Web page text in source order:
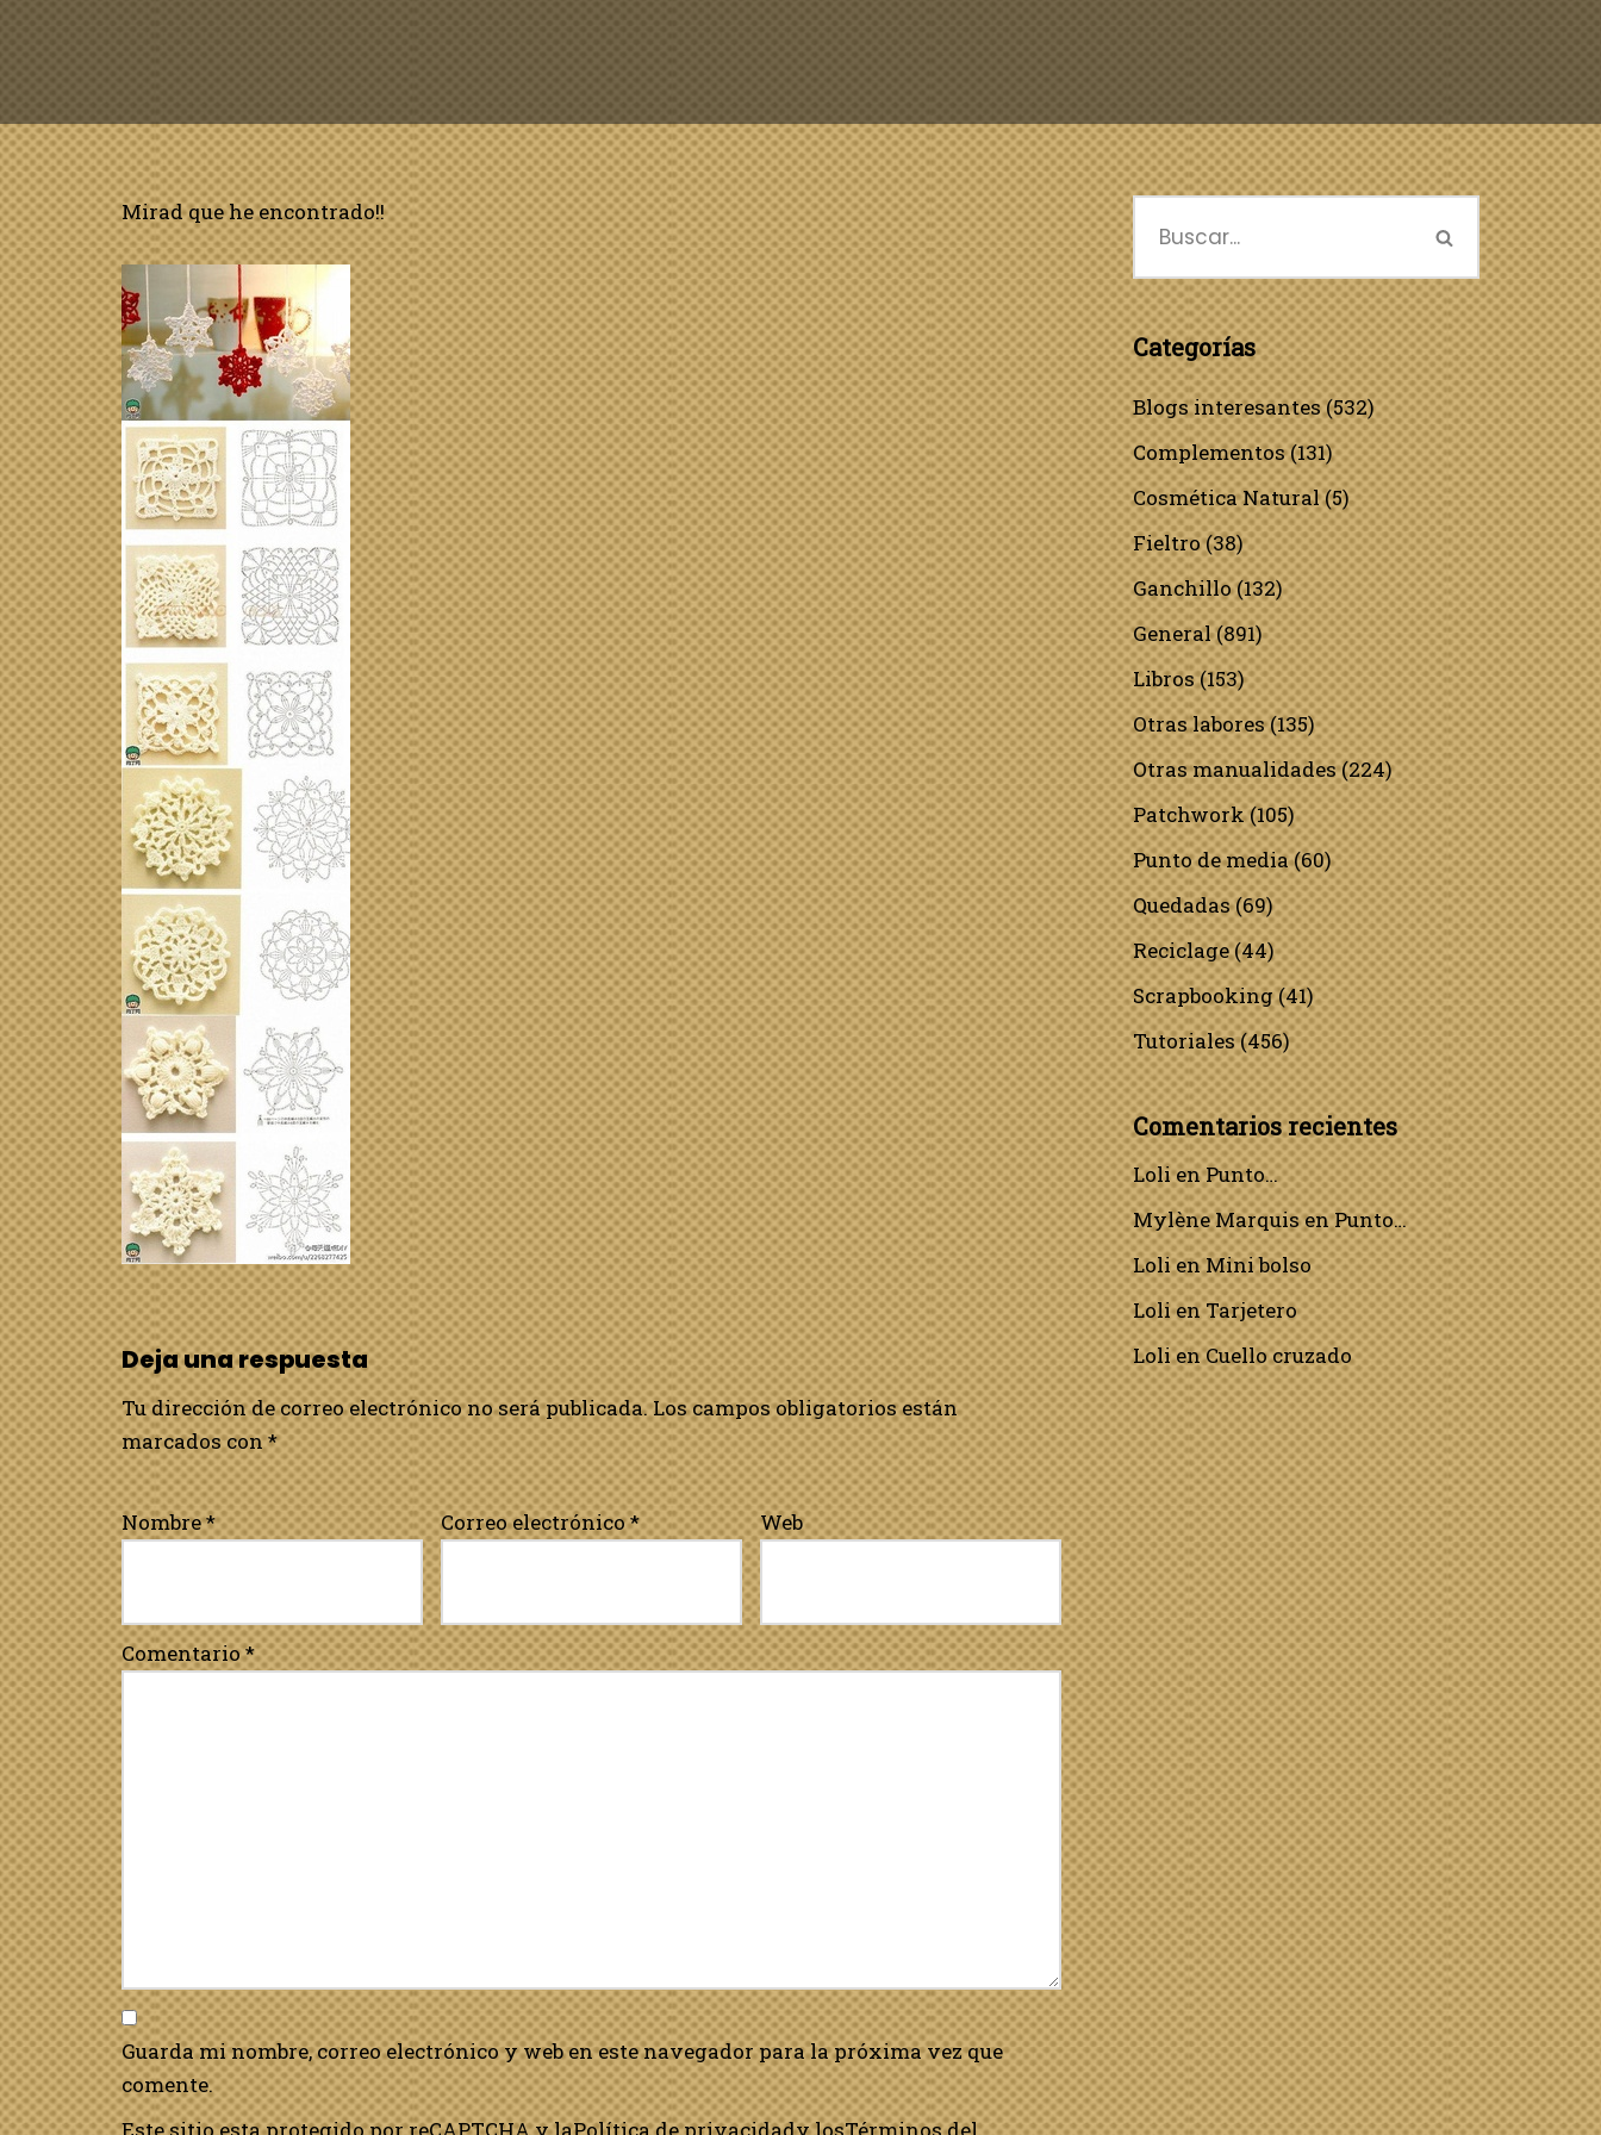
Mirad que he encontrado!!
Deja una respuesta
Tu dirección de correo electrónico no será publicada. Los campos obligatorios están
marcados con*
Nombre* Correo electrónico* Web
Comentario*
Guarda mi nombre, correo electrónico y web en este navegador para la próxima vez que
comente.
Categorías
Blogs interesantes(532)
Complementos(131)
Cosmética Natural(5)
Fieltro(38)
Ganchillo(132)
General(891)
Libros(153)
Otras labores(135)
Otras manualidades(224)
Patchwork(105)
Punto de media(60)
Quedadas(69)
Reciclage(44)
Scrapbooking(41)
Tutoriales(456)
Comentarios recientes
LolienPunto…
Mylène MarquisenPunto…
LolienMini bolso
LolienTarjetero
LolienCuello cruzado